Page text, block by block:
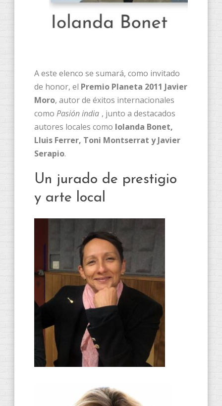
​A este elenco se sumará, como invitado
de honor, el Premio Planeta 2011 Javier
Moro, autor de éxitos internacionales
como Pasión india , junto a destacados
autores locales como Iolanda Bonet,
Lluis Ferrer, Toni Montserrat y Javier
Serapio.
​Un jurado de prestigio
y arte local